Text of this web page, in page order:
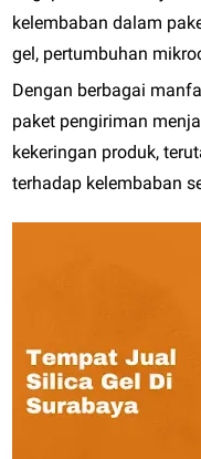
kelembaban dalam
gel, pertumbuhan
Dengan berbagai
paket pengiriman
kekeringan produk,
terhadap kelembaban